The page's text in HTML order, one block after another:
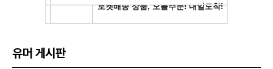
유머 게시판